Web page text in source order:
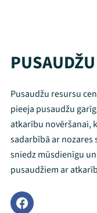
Pusaudžu resursu
pieeja pusaudžu
atkarību novēršanai,
sadarbībā ar nozares
sniedz mūsdienīgu
pusaudžiem ar